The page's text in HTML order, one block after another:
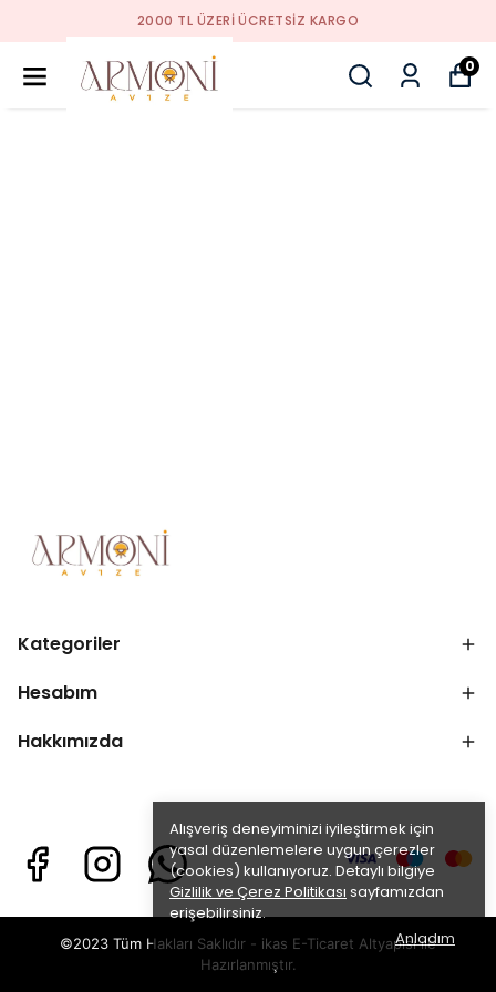
2000 TL ÜZERI ÜCRETSIZ KARGO
0
Alışveriş deneyiminizi iyileştirmek için
yasal düzenlemelere uygun çerezler
(cookies) kullanıyoruz. Detaylı bilgiye
Gizlilik ve Çerez Politikası sayfamızdan
erişebilirsiniz.
Anladım
Kategoriler
Hesabım
Hakkımızda
©2023 Tüm Hakları Saklıdır - ikas E-Ticaret Altyapısı ile
Hazırlanmıştır.